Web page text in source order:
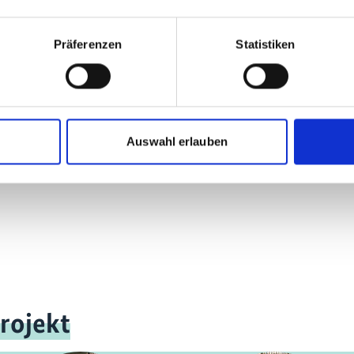
Präferenzen Statistiken
Auswahl erlauben
mehr Publikationen